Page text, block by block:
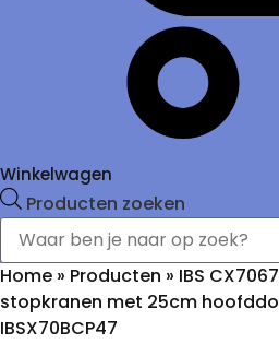
Winkelwagen
Producten zoeken
Home » Producten » IBS
stopkranen met 25cm
IBSX70BCP47